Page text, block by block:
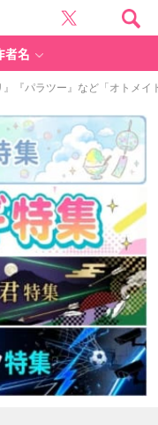
者名
『パラツー』など「オトメイ